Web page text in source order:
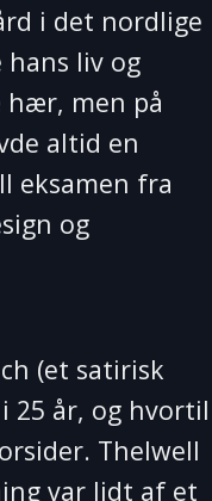
i det nordlige
liv og
hær, men på
altid en
eksamen fra
og
(et satirisk
25 år, og hvortil
Thelwell
var lidt af et